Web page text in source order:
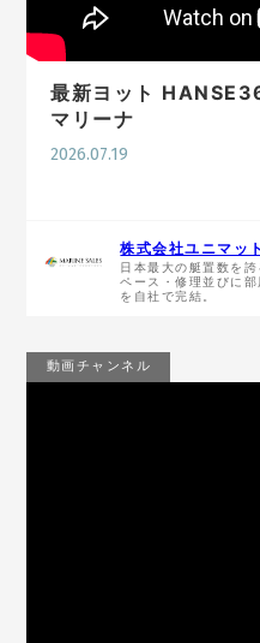
最新ヨット
マリーナ
2026.07.19
株式会社ユニマッ
日本最大の艇置数を
ペース・修理並びに
を自社で完結。
動画チャンネル